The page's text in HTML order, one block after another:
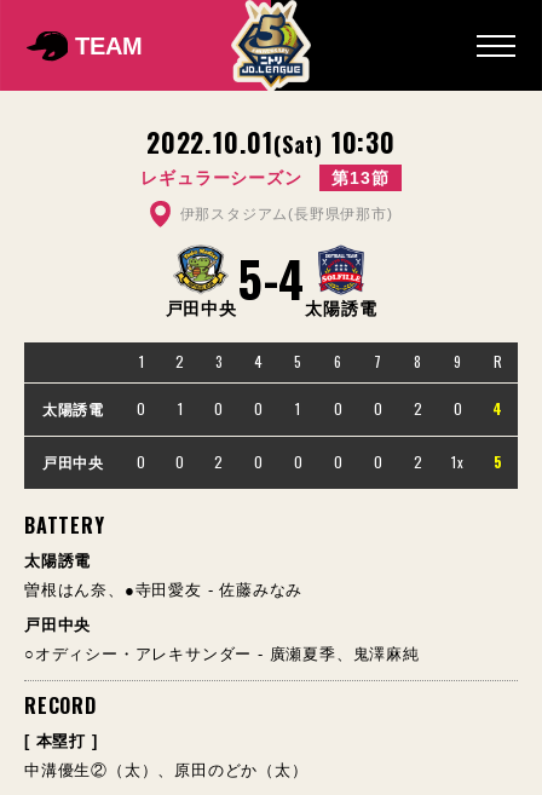
TEAM
2022.10.01(Sat) 10:30
レギュラーシーズン 第13節
伊那スタジアム(長野県伊那市)
戸田中央5-4太陽誘電
1 2 3 4 5 6 7 8 9 R
太陽誘電 0 1 0 0 1 0 0 2 0 4
戸田中央 0 0 2 0 0 0 0 2 1x 5
BATTERY
太陽誘電
曽根はん奈、●寺田愛友 - 佐藤みなみ
戸田中央
○オディシー・アレキサンダー - 廣瀬夏季、鬼澤麻純
RECORD
[ 本塁打 ]
中溝優生②（太）、原田のどか（太）